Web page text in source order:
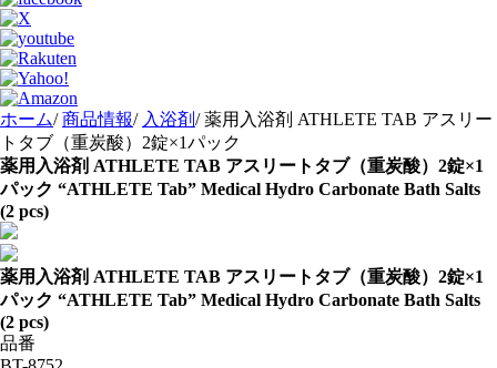
ホーム/ 商品情報/ 入浴剤/ 薬用入浴剤 ATHLETE TAB アスリー
トタブ（重炭酸）2錠×1パック
薬用入浴剤 ATHLETE TAB アスリートタブ（重炭酸）2錠×1
パック “ATHLETE Tab” Medical Hydro Carbonate Bath Salts
(2 pcs)
薬用入浴剤 ATHLETE TAB アスリートタブ（重炭酸）2錠×1
パック “ATHLETE Tab” Medical Hydro Carbonate Bath Salts
(2 pcs)
品番